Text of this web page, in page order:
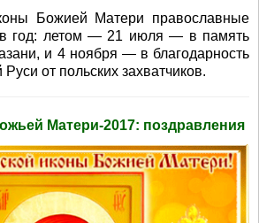
Божией Матери православные
год: летом — 21 июля — в память
и 4 ноября — в благодарность
от польских захватчиков.
Матери-2017: поздравления